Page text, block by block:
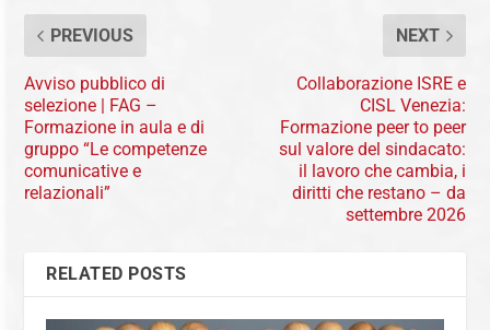
PREVIOUS
Avviso pubblico di
selezione | FAG –
Formazione in aula e di
gruppo “Le competenze
comunicative e
relazionali”
NEXT
Collaborazione ISRE e
CISL Venezia:
Formazione peer to peer
sul valore del sindacato:
il lavoro che cambia, i
diritti che restano – da
settembre 2026
RELATED POSTS